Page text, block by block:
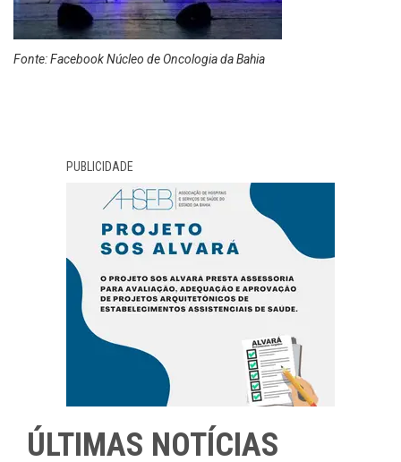
Fonte: Facebook Núcleo de Oncologia da Bahia
PUBLICIDADE
ÚLTIMAS NOTÍCIAS